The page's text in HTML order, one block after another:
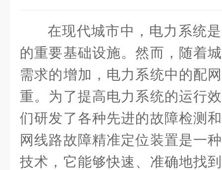
在现代城市中，电力系统
的重要基础设施。然而，随着
需求的增加，电力系统中的配
重。为了提高电力系统的运行
们研发了各种先进的故障检测
网线路故障精准定位装置是一
技术，它能够快速、准确地找